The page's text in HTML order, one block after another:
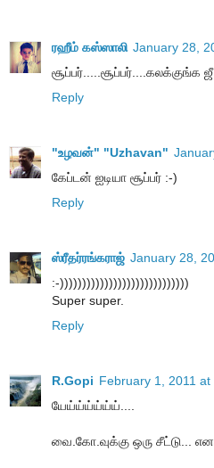
ரஹீம் கஸ்ஸாலி January 28,
சூப்பர்.....சூப்பர்....கலக்குங்க ஜீ
Reply
"உழவன்" "Uzhavan"
கேப்டன் ஐடியா சூப்பர் :-)
Reply
ஸ்ரீதர்ரங்கராஜ் January 28,
:-)))))))))))))))))))))))))))))
Super super.
Reply
R.Gopi February 1, 2011 at
யேய்ய்ய்ய்ய்ய்....
வை.கோ.வுக்கு ஒரு சீட்டு...